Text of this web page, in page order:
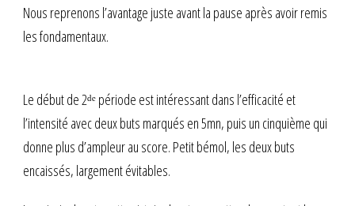
Nous reprenons l’avantage juste avant la pause après avoir remis
les fondamentaux.
Le début de 2ᵈᵉ période est intéressant dans l’efficacité et
l’intensité avec deux buts marqués en 5mn, puis un cinquième qui
donne plus d’ampleur au score. Petit bémol, les deux buts
encaissés, largement évitables.